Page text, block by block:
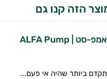
הזה קנו גם
קדם אימון אלפא פאמפ-סט | ALFA Pump
ביותר שהיה אי פעם...
המלצות